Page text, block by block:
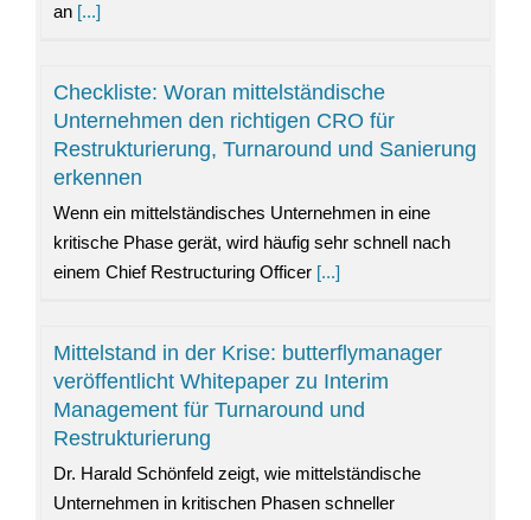
an[...]
Checkliste: Woran mittelständische
Unternehmen den richtigen CRO für
Restrukturierung, Turnaround und Sanierung
erkennen
Wenn ein mittelständisches Unternehmen in eine
kritische Phase gerät, wird häufig sehr schnell nach
einem Chief Restructuring Officer[...]
Mittelstand in der Krise: butterflymanager
veröffentlicht Whitepaper zu Interim
Management für Turnaround und
Restrukturierung
Dr. Harald Schönfeld zeigt, wie mittelständische
Unternehmen in kritischen Phasen schneller